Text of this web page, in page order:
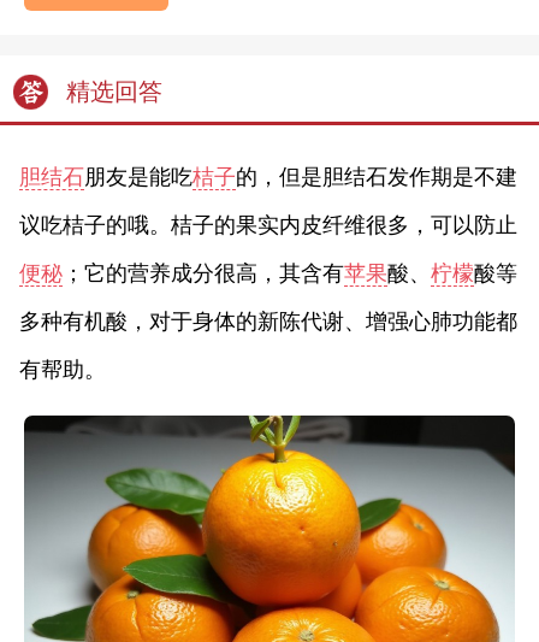
精选回答
胆结石朋友是能吃桔子的，但是胆结石发作期是不建
议吃桔子的哦。桔子的果实内皮纤维很多，可以防止
便秘 ；它的营养成分很高，其含有苹果酸、 柠檬酸等
多种有机酸，对于身体的新陈代谢、增强心肺功能都
有帮助。